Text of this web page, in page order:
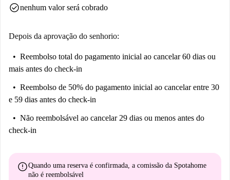
check_circlenenhum valor será cobrado
Depois da aprovação do senhorio:
Reembolso total do pagamento inicial ao cancelar 60 dias ou
mais antes do check-in
Reembolso de 50% do pagamento inicial ao cancelar entre 30
e 59 dias antes do check-in
Não reembolsável ao cancelar 29 dias ou menos antes do
check-in
errorQuando uma reserva é confirmada, a comissão da Spotahome
não é reembolsável